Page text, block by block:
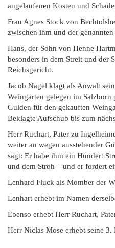
angelaufenen Kosten und
Frau Agnes Stock von
zwischen ihm und der
Hans, der Sohn von Henne
besonders in dem Streit und der
Reichsgericht.
Jacob Nagel klagt als Anwalt
Weingarten gelegen im
Gulden für den gekauften
Beklagte Aufschub bis zum
Herr Ruchart, Pater zu
weiter an wegen ausstehender
sagt: Er habe ihm ein Hundert
und dem Stroh – und er fordert
Lenhard Fluck als Momber der
Lenhart erhebt im Namen
Ebenso erhebt Herr Ruchart,
Herr Niclas Mose erhebt seine